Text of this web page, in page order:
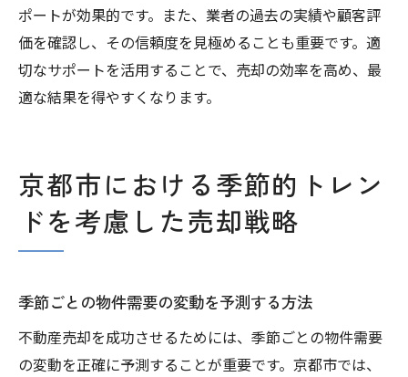
ポートが効果的です。また、業者の過去の実績や顧客評
価を確認し、その信頼度を見極めることも重要です。適
切なサポートを活用することで、売却の効率を高め、最
適な結果を得やすくなります。
京都市における季節的トレン
ドを考慮した売却戦略
季節ごとの物件需要の変動を予測する方法
不動産売却を成功させるためには、季節ごとの物件需要
の変動を正確に予測することが重要です。京都市では、